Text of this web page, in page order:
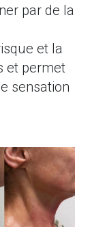
par de la
et la
et permet
sensation